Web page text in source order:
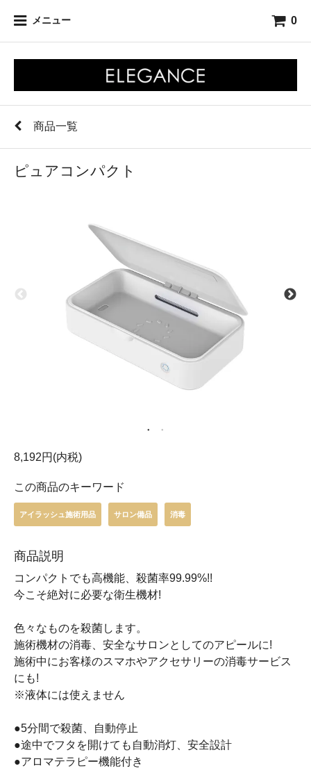
メニュー 0
商品一覧
ピュアコンパクト
8,192円(内税)
この商品のキーワード
アイラッシュ施術用品 サロン備品 消毒
商品説明
コンパクトでも高機能、殺菌率99.99%!!
今こそ絶対に必要な衛生機材!
色々なものを殺菌します。
施術機材の消毒、安全なサロンとしてのアピールに!
施術中にお客様のスマホやアクセサリーの消毒サービス
にも!
※液体には使えません
●5分間で殺菌、自動停止
●途中でフタを開けても自動消灯、安全設計
●アロマテラピー機能付き